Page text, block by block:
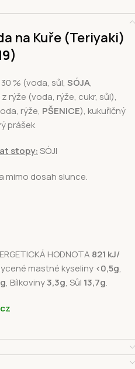
na Kuře (Teriyaki)
)
% (voda, sůl, SÓJA,
rýže (voda, rýže, cukr, sůl),
rýže, PŠENICE), kukuřičný
prášek
stopy:SÓJI
mimo dosah slunce.
HODNOTA 821 kJ/
mastné kyseliny <0,5g,
, Bílkoviny3,3g, Sůl 13,7g.